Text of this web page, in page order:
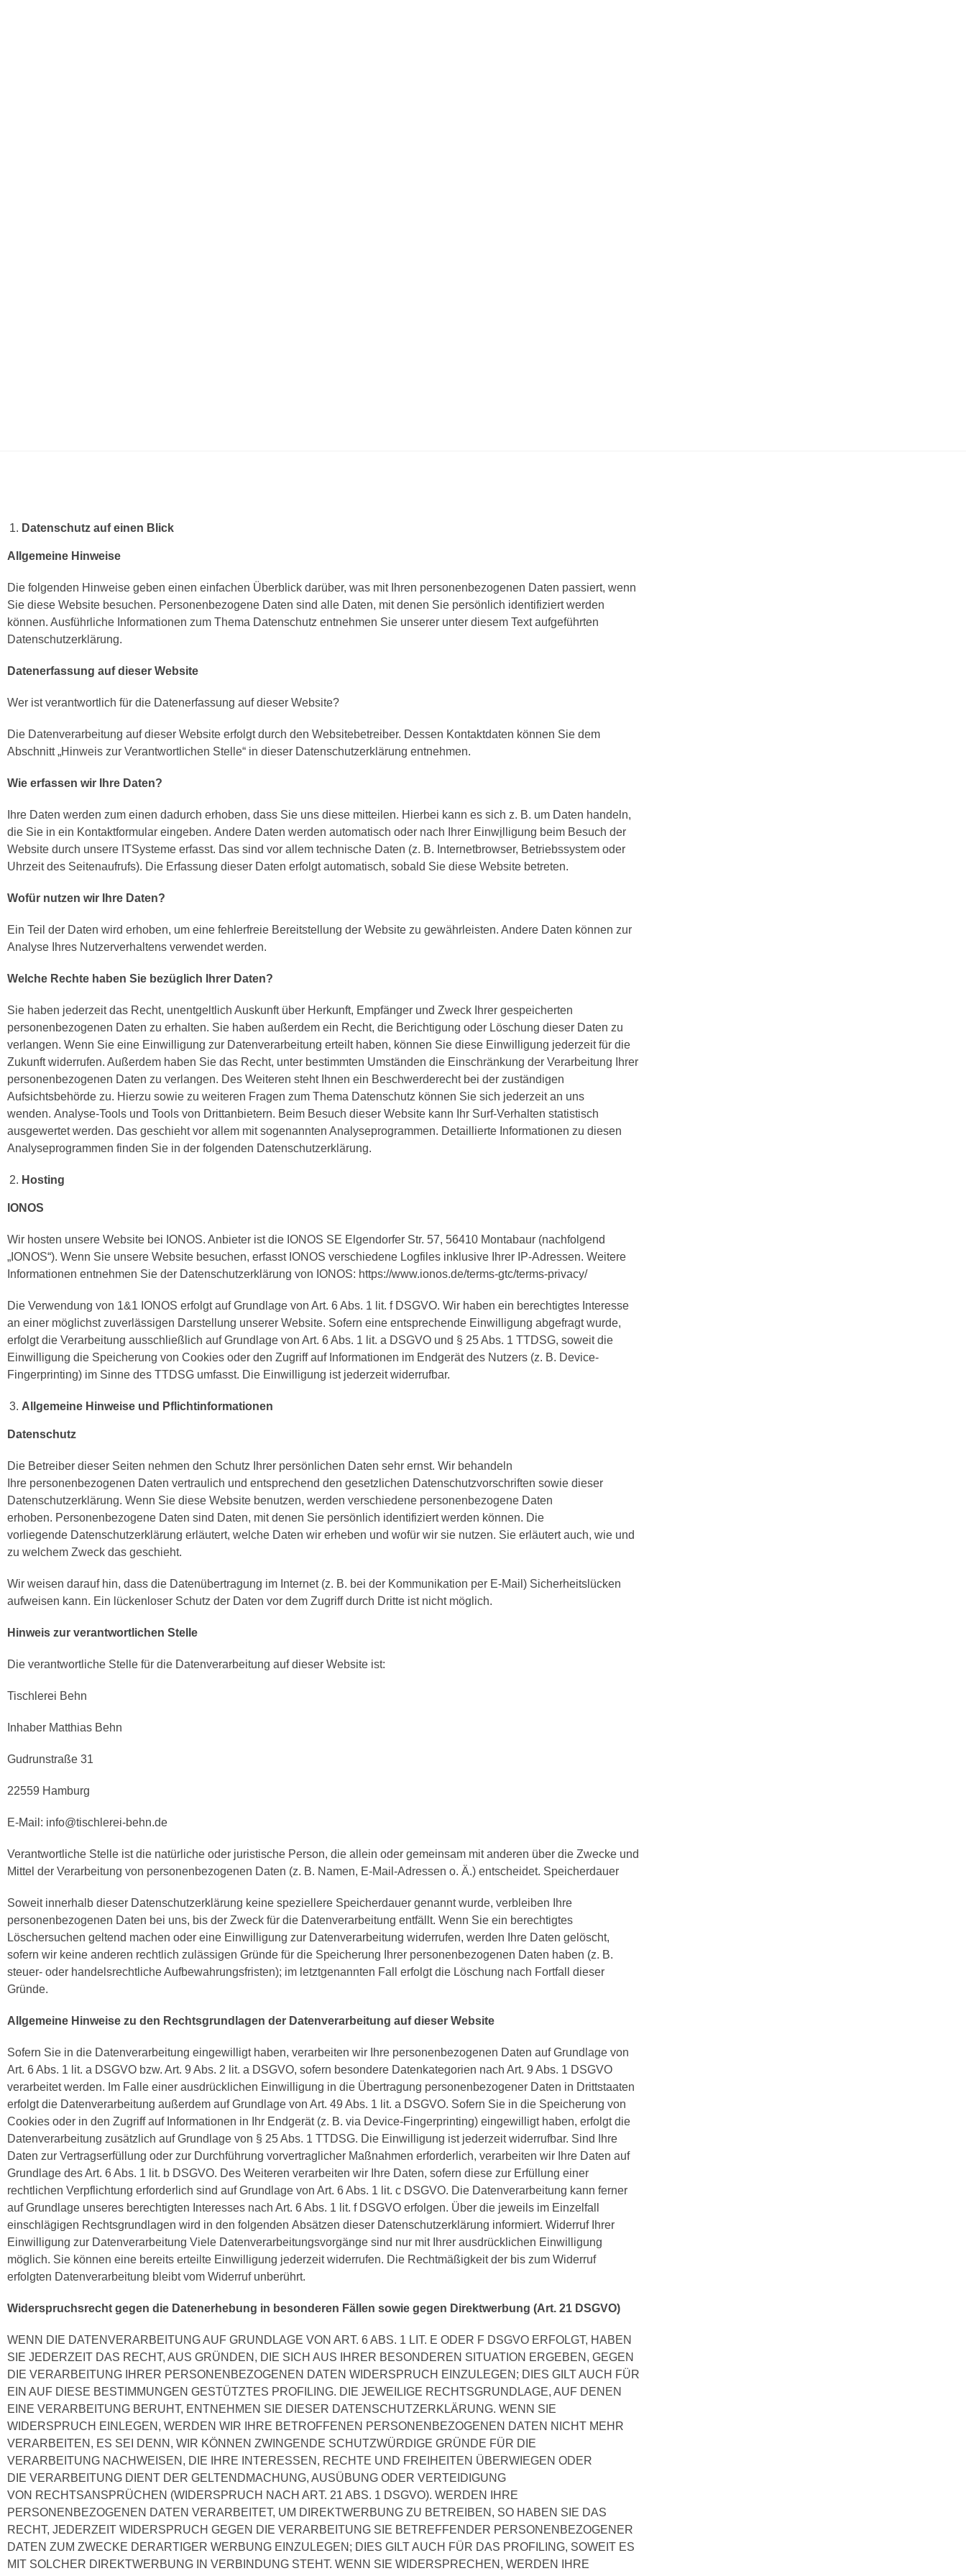
Datenschutz auf einen Blick
Allgemeine Hinweise
Die folgenden Hinweise geben einen einfachen Überblick darüber, was mit Ihren personenbezogenen Daten passiert, wenn
Sie diese Website besuchen. Personenbezogene Daten sind alle Daten, mit denen Sie persönlich identifiziert werden
können. Ausführliche Informationen zum Thema Datenschutz entnehmen Sie unserer unter diesem Text aufgeführten
Datenschutzerklärung.
Datenerfassung auf dieser Website
Wer ist verantwortlich für die Datenerfassung auf dieser Website?
Die Datenverarbeitung auf dieser Website erfolgt durch den Websitebetreiber. Dessen Kontaktdaten können Sie dem
Abschnitt „Hinweis zur Verantwortlichen Stelle“ in dieser Datenschutzerklärung entnehmen.
Wie erfassen wir Ihre Daten?
Ihre Daten werden zum einen dadurch erhoben, dass Sie uns diese mitteilen. Hierbei kann es sich z. B. um Daten handeln,
die Sie in ein Kontaktformular eingeben. Andere Daten werden automatisch oder nach Ihrer Einwi lligung beim Besuch der
Website durch unsere ITSysteme erfasst. Das sind vor allem technische Daten (z. B. Internetbrowser, Betriebssystem oder
Uhrzeit des Seitenaufrufs). Die Erfassung dieser Daten erfolgt automatisch, sobald Sie diese Website betreten.
Wofür nutzen wir Ihre Daten?
Ein Teil der Daten wird erhoben, um eine fehlerfreie Bereitstellung der Website zu gewährleisten. Andere Daten können zur
Analyse Ihres Nutzerverhaltens verwendet werden.
Welche Rechte haben Sie bezüglich Ihrer Daten?
Sie haben jederzeit das Recht, unentgeltlich Auskunft über Herkunft, Empfänger und Zweck Ihrer gespeicherten
personenbezogenen Daten zu erhalten. Sie haben außerdem ein Recht, die Berichtigung oder Löschung dieser Daten zu
verlangen. Wenn Sie eine Einwilligung zur Datenverarbeitung erteilt haben, können Sie diese Einwilligung jederzeit für die
Zukunft widerrufen. Außerdem haben Sie das Recht, unter bestimmten Umständen die Einschränkung der Verarbeitung Ihrer
personenbezogenen Daten zu verlangen. Des Weiteren steht Ihnen ein Beschwerderecht bei der zuständigen
Aufsichtsbehörde zu. Hierzu sowie zu weiteren Fragen zum Thema Datenschutz können Sie sich jederzeit an uns
wenden. Analyse-Tools und Tools von Drittanbietern. Beim Besuch dieser Website kann Ihr Surf-Verhalten statistisch
ausgewertet werden. Das geschieht vor allem mit sogenannten Analyseprogrammen. Detaillierte Informationen zu diesen
Analyseprogrammen finden Sie in der folgenden Datenschutzerklärung.
Hosting
IONOS
Wir hosten unsere Website bei IONOS. Anbieter ist die IONOS SE Elgendorfer Str. 57, 56410 Montabaur (nachfolgend
„IONOS“). Wenn Sie unsere Website besuchen, erfasst IONOS verschiedene Logfiles inklusive Ihrer IP-Adressen. Weitere
Informationen entnehmen Sie der Datenschutzerklärung von IONOS: https://www.ionos.de/terms-gtc/terms-privacy/
Die Verwendung von 1&1 IONOS erfolgt auf Grundlage von Art. 6 Abs. 1 lit. f DSGVO. Wir haben ein berechtigtes Interesse
an einer möglichst zuverlässigen Darstellung unserer Website. Sofern eine entsprechende Einwilligung abgefragt wurde,
erfolgt die Verarbeitung ausschließlich auf Grundlage von Art. 6 Abs. 1 lit. a DSGVO und § 25 Abs. 1 TTDSG, soweit die
Einwilligung die Speicherung von Cookies oder den Zugriff auf Informationen im Endgerät des Nutzers (z. B. Device-
Fingerprinting) im Sinne des TTDSG umfasst. Die Einwilligung ist jederzeit widerrufbar.
Allgemeine Hinweise und Pflichtinformationen
Datenschutz
Die Betreiber dieser Seiten nehmen den Schutz Ihrer persönlichen Daten sehr ernst. Wir behandeln
Ihre personenbezogenen Daten vertraulich und entsprechend den gesetzlichen Datenschutzvorschriften sowie dieser
Datenschutzerklärung. Wenn Sie diese Website benutzen, werden verschiedene personenbezogene Daten
erhoben. Personenbezogene Daten sind Daten, mit denen Sie persönlich identifiziert werden können. Die
vorliegende Datenschutzerklärung erläutert, welche Daten wir erheben und wofür wir sie nutzen. Sie erläutert auch, wie und
zu welchem Zweck das geschieht.
Wir weisen darauf hin, dass die Datenübertragung im Internet (z. B. bei der Kommunikation per E-Mail) Sicherheitslücken
aufweisen kann. Ein lückenloser Schutz der Daten vor dem Zugriff durch Dritte ist nicht möglich.
Hinweis zur verantwortlichen Stelle
Die verantwortliche Stelle für die Datenverarbeitung auf dieser Website ist:
Tischlerei Behn
Inhaber Matthias Behn
Gudrunstraße 31
22559 Hamburg
E-Mail: info@tischlerei-behn.de
Verantwortliche Stelle ist die natürliche oder juristische Person, die allein oder gemeinsam mit anderen über die Zwecke und
Mittel der Verarbeitung von personenbezogenen Daten (z. B. Namen, E-Mail-Adressen o. Ä.) entscheidet. Speicherdauer
Soweit innerhalb dieser Datenschutzerklärung keine speziellere Speicherdauer genannt wurde, verbleiben Ihre
personenbezogenen Daten bei uns, bis der Zweck für die Datenverarbeitung entfällt. Wenn Sie ein berechtigtes
Löschersuchen geltend machen oder eine Einwilligung zur Datenverarbeitung widerrufen, werden Ihre Daten gelöscht,
sofern wir keine anderen rechtlich zulässigen Gründe für die Speicherung Ihrer personenbezogenen Daten haben (z. B.
steuer- oder handelsrechtliche Aufbewahrungsfristen); im letztgenannten Fall erfolgt die Löschung nach Fortfall dieser
Gründe.
Allgemeine Hinweise zu den Rechtsgrundlagen der Datenverarbeitung auf dieser Website
Sofern Sie in die Datenverarbeitung eingewilligt haben, verarbeiten wir Ihre personenbezogenen Daten auf Grundlage von
Art. 6 Abs. 1 lit. a DSGVO bzw. Art. 9 Abs. 2 lit. a DSGVO, sofern besondere Datenkategorien nach Art. 9 Abs. 1 DSGVO
verarbeitet werden. Im Falle einer ausdrücklichen Einwilligung in die Übertragung personenbezogener Daten in Drittstaaten
erfolgt die Datenverarbeitung außerdem auf Grundlage von Art. 49 Abs. 1 lit. a DSGVO. Sofern Sie in die Speicherung von
Cookies oder in den Zugriff auf Informationen in Ihr Endgerät (z. B. via Device-Fingerprinting) eingewilligt haben, erfolgt die
Datenverarbeitung zusätzlich auf Grundlage von § 25 Abs. 1 TTDSG. Die Einwilligung ist jederzeit widerrufbar. Sind Ihre
Daten zur Vertragserfüllung oder zur Durchführung vorvertraglicher Maßnahmen erforderlich, verarbeiten wir Ihre Daten auf
Grundlage des Art. 6 Abs. 1 lit. b DSGVO. Des Weiteren verarbeiten wir Ihre Daten, sofern diese zur Erfüllung einer
rechtlichen Verpflichtung erforderlich sind auf Grundlage von Art. 6 Abs. 1 lit. c DSGVO. Die Datenverarbeitung kann ferner
auf Grundlage unseres berechtigten Interesses nach Art. 6 Abs. 1 lit. f DSGVO erfolgen. Über die jeweils im Einzelfall
einschlägigen Rechtsgrundlagen wird in den folgenden Absätzen dieser Datenschutzerklärung informiert. Widerruf Ihrer
Einwilligung zur Datenverarbeitung Viele Datenverarbeitungsvorgänge sind nur mit Ihrer ausdrücklichen Einwilligung
möglich. Sie können eine bereits erteilte Einwilligung jederzeit widerrufen. Die Rechtmäßigkeit der bis zum Widerruf
erfolgten Datenverarbeitung bleibt vom Widerruf unberührt.
Widerspruchsrecht gegen die Datenerhebung in besonderen Fällen sowie gegen Direktwerbung (Art. 21 DSGVO)
WENN DIE DATENVERARBEITUNG AUF GRUNDLAGE VON ART. 6 ABS. 1 LIT. E ODER F DSGVO ERFOLGT, HABEN
SIE JEDERZEIT DAS RECHT, AUS GRÜNDEN, DIE SICH AUS IHRER BESONDEREN SITUATION ERGEBEN, GEGEN
DIE VERARBEITUNG IHRER PERSONENBEZOGENEN DATEN WIDERSPRUCH EINZULEGEN; DIES GILT AUCH FÜR
EIN AUF DIESE BESTIMMUNGEN GESTÜTZTES PROFILING. DIE JEWEILIGE RECHTSGRUNDLAGE, AUF DENEN
EINE VERARBEITUNG BERUHT, ENTNEHMEN SIE DIESER DATENSCHUTZERKLÄRUNG. WENN SIE
WIDERSPRUCH EINLEGEN, WERDEN WIR IHRE BETROFFENEN PERSONENBEZOGENEN DATEN NICHT MEHR
VERARBEITEN, ES SEI DENN, WIR KÖNNEN ZWINGENDE SCHUTZWÜRDIGE GRÜNDE FÜR DIE
VERARBEITUNG NACHWEISEN, DIE IHRE INTERESSEN, RECHTE UND FREIHEITEN ÜBERWIEGEN ODER
DIE VERARBEITUNG DIENT DER GELTENDMACHUNG, AUSÜBUNG ODER VERTEIDIGUNG
VON RECHTSANSPRÜCHEN (WIDERSPRUCH NACH ART. 21 ABS. 1 DSGVO). WERDEN IHRE
PERSONENBEZOGENEN DATEN VERARBEITET, UM DIREKTWERBUNG ZU BETREIBEN, SO HABEN SIE DAS
RECHT, JEDERZEIT WIDERSPRUCH GEGEN DIE VERARBEITUNG SIE BETREFFENDER PERSONENBEZOGENER
DATEN ZUM ZWECKE DERARTIGER WERBUNG EINZULEGEN; DIES GILT AUCH FÜR DAS PROFILING, SOWEIT ES
MIT SOLCHER DIREKTWERBUNG IN VERBINDUNG STEHT. WENN SIE WIDERSPRECHEN, WERDEN IHRE